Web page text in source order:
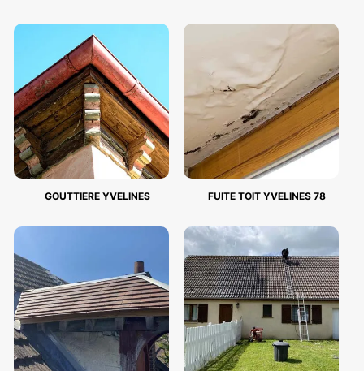
GOUTTIERE YVELINES FUITE TOIT YVELINES 78